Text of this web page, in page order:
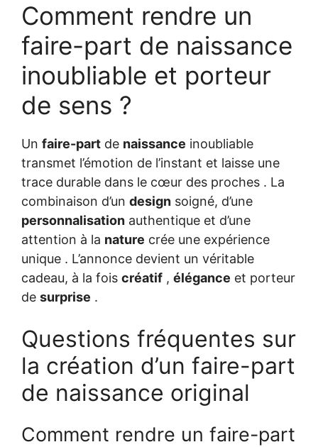
Comment rendre un
faire-part de naissance
inoubliable et porteur
de sens ?
Un faire-part de naissance inoubliable
transmet l’émotion de l’instant et laisse une
trace durable dans le cœur des proches . La
combinaison d’un design soigné, d’une
personnalisation authentique et d’une
attention à la nature crée une expérience
unique . L’annonce devient un véritable
cadeau, à la fois créatif , élégance et porteur
de surprise .
Questions fréquentes sur
la création d’un faire-part
de naissance original
Comment rendre un faire-part